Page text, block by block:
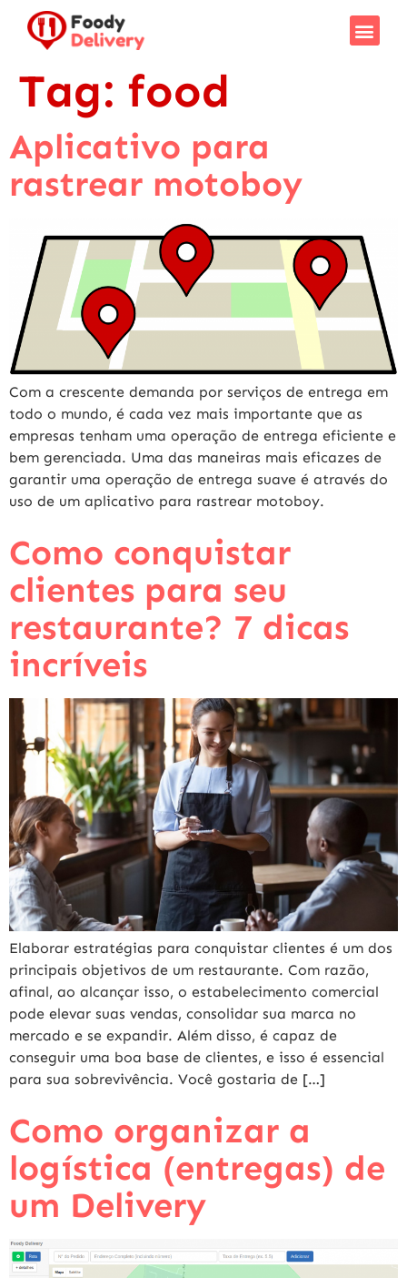
Tag: food
Aplicativo para
rastrear motoboy
Com a crescente demanda por serviços de entrega em
todo o mundo, é cada vez mais importante que as
empresas tenham uma operação de entrega eficiente e
bem gerenciada. Uma das maneiras mais eficazes de
garantir uma operação de entrega suave é através do
uso de um aplicativo para rastrear motoboy.
Como conquistar
clientes para seu
restaurante? 7 dicas
incríveis
Elaborar estratégias para conquistar clientes é um dos
principais objetivos de um restaurante. Com razão,
afinal, ao alcançar isso, o estabelecimento comercial
pode elevar suas vendas, consolidar sua marca no
mercado e se expandir. Além disso, é capaz de
conseguir uma boa base de clientes, e isso é essencial
para sua sobrevivência. Você gostaria de […]
Como organizar a
logística (entregas) de
um Delivery